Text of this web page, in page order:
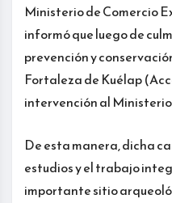
Ministerio de Comercio
informó que luego de
prevención y
Fortaleza de Kuélap
intervención al
De esta manera, dicha
estudios y el trabajo
importante sitio